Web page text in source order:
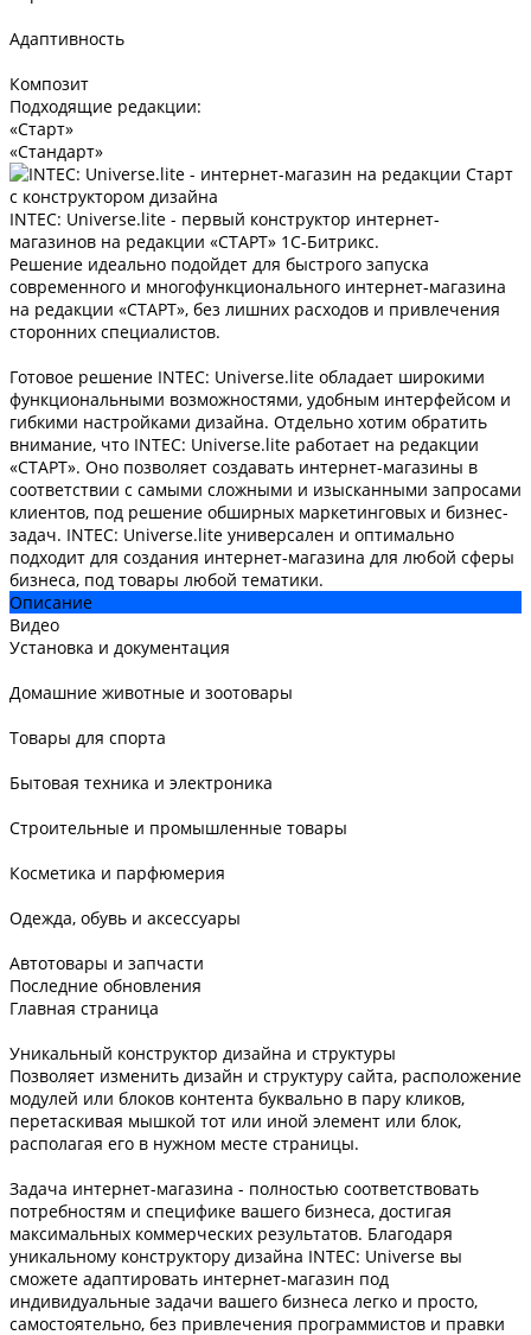
Адаптивность
Композит
Подходящие редакции:
«Старт»
«Стандарт»
INTEC: Universe.lite - первый конструктор интернет-
магазинов на редакции «СТАРТ» 1C-Битрикс.
Решение идеально подойдет для быстрого запуска
современного и многофункционального интернет-магазина
на редакции «СТАРТ», без лишних расходов и привлечения
сторонних специалистов.
Готовое решение INTEC: Universe.lite обладает широкими
функциональными возможностями, удобным интерфейсом и
гибкими настройками дизайна. Отдельно хотим обратить
внимание, что INTEC: Universe.lite работает на редакции
«СТАРТ». Оно позволяет создавать интернет-магазины в
соответствии с самыми сложными и изысканными запросами
клиентов, под решение обширных маркетинговых и бизнес-
задач. INTEC: Universe.lite универсален и оптимально
подходит для создания интернет-магазина для любой сферы
бизнеса, под товары любой тематики.
Описание
Видео
Установка и документация
Домашние животные и зоотовары
Товары для спорта
Бытовая техника и электроника
Строительные и промышленные товары
Косметика и парфюмерия
Одежда, обувь и аксессуары
Автотовары и запчасти
Последние обновления
Главная страница
Уникальный конструктор дизайна и структуры
Позволяет изменить дизайн и структуру сайта, расположение
модулей или блоков контента буквально в пару кликов,
перетаскивая мышкой тот или иной элемент или блок,
располагая его в нужном месте страницы.
Задача интернет-магазина - полностью соответствовать
потребностям и специфике вашего бизнеса, достигая
максимальных коммерческих результатов. Благодаря
уникальному конструктору дизайна INTEC: Universe вы
сможете адаптировать интернет-магазин под
индивидуальные задачи вашего бизнеса легко и просто,
самостоятельно, без привлечения программистов и правки